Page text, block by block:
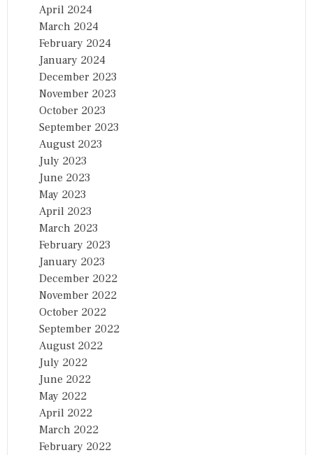
April 2024
March 2024
February 2024
January 2024
December 2023
November 2023
October 2023
September 2023
August 2023
July 2023
June 2023
May 2023
April 2023
March 2023
February 2023
January 2023
December 2022
November 2022
October 2022
September 2022
August 2022
July 2022
June 2022
May 2022
April 2022
March 2022
February 2022